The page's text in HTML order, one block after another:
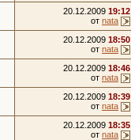
20.12.2009 19:12
от nata
20.12.2009 18:50
от nata
20.12.2009 18:46
от nata
20.12.2009 18:39
от nata
20.12.2009 18:35
от nata